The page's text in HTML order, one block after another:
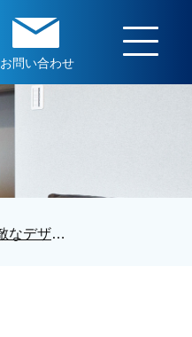
お問い合わせ
コンセプトがしっかりした素敵なデザインのお家と巡り合えました＊